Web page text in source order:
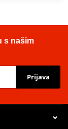
s našim
Prijava